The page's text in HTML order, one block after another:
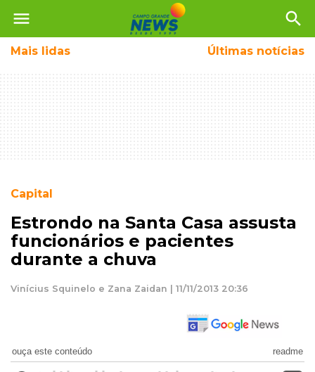
menu search
Mais lidas Últimas notícias
Capital
Estrondo na Santa Casa assusta
funcionários e pacientes
durante a chuva
Vinícius Squinelo e Zana Zaidan | 11/11/2013 20:36
ouça este conteúdo readme